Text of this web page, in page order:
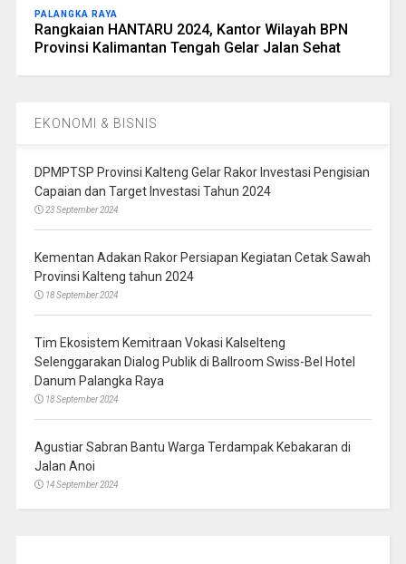
PALANGKA RAYA
Rangkaian HANTARU 2024, Kantor Wilayah BPN
Provinsi Kalimantan Tengah Gelar Jalan Sehat
EKONOMI & BISNIS
DPMPTSP Provinsi Kalteng Gelar Rakor Investasi Pengisian
Capaian dan Target Investasi Tahun 2024
23 September 2024
Kementan Adakan Rakor Persiapan Kegiatan Cetak Sawah
Provinsi Kalteng tahun 2024
18 September 2024
Tim Ekosistem Kemitraan Vokasi Kalselteng
Selenggarakan Dialog Publik di Ballroom Swiss-Bel Hotel
Danum Palangka Raya
18 September 2024
Agustiar Sabran Bantu Warga Terdampak Kebakaran di
Jalan Anoi
14 September 2024